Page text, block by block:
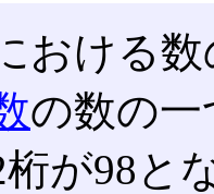
おける
の数の一
桁が98